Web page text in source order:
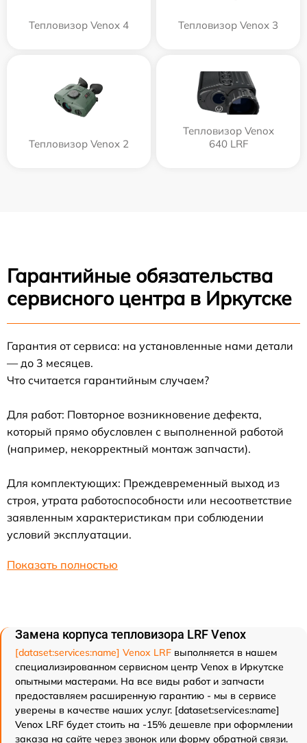
Тепловизор Venox 4 Тепловизор Venox 3
Тепловизор Venox 2
Тепловизор Venox
640 LRF
Гарантийные обязательства
сервисного центра в Иркутске
Гарантия от сервиса: на установленные нами детали
— до 3 месяцев.
Что считается гарантийным случаем?
Для работ: Повторное возникновение дефекта,
который прямо обусловлен с выполненной работой
(например, некорректный монтаж запчасти).
Для комплектующих: Преждевременный выход из
строя, утрата работоспособности или несоответствие
заявленным характеристикам при соблюдении
условий эксплуатации.
Показать полностью
Замена корпуса тепловизора LRF Venox
[dataset:services:name] Venox LRF выполняется в нашем
специализированном сервисном центр Venox в Иркутске
опытными мастерами. На все виды работ и запчасти
предоставляем расширенную гарантию - мы в сервисе
уверены в качестве наших услуг. [dataset:services:name]
Venox LRF будет стоить на -15% дешевле при оформлении
заказа на сайте через звонок или форму обратной связи.